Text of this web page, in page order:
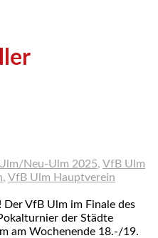
Neu-Ulm 2025, VfB Ulm
, VfB Ulm Hauptverein
VfB Ulm im Finale des
der Städte
am Wochenende 18.-/19.